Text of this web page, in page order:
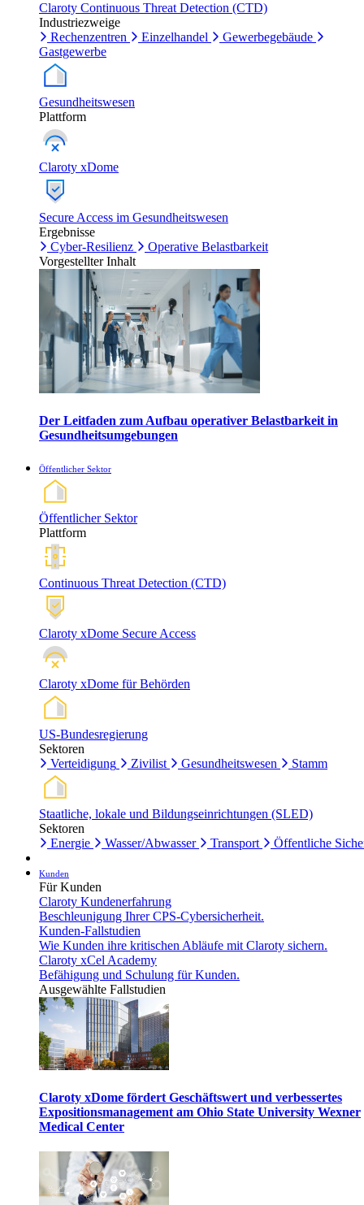
Claroty Continuous Threat Detection (CTD)
Industriezweige
Rechenzentren
Einzelhandel
Gewerbegebäude
Gastgewerbe
Gesundheitswesen
Plattform
Claroty xDome
Secure Access im Gesundheitswesen
Ergebnisse
Cyber-Resilienz
Operative Belastbarkeit
Vorgestellter Inhalt
Der Leitfaden zum Aufbau operativer Belastbarkeit in
Gesundheitsumgebungen
Öffentlicher Sektor
Öffentlicher Sektor
Plattform
Continuous Threat Detection (CTD)
Claroty xDome Secure Access
Claroty xDome für Behörden
US-Bundesregierung
Sektoren
Verteidigung
Zivilist Gesundheitswesen Stamm
Staatliche, lokale und Bildungseinrichtungen (SLED)
Sektoren
Energie
Wasser/Abwasser Transport Öffentliche
Kunden
Für Kunden
Claroty Kundenerfahrung
Beschleunigung Ihrer CPS-Cybersicherheit.
Kunden-Fallstudien
Wie Kunden ihre kritischen Abläufe mit Claroty sichern.
Claroty xCel Academy
Befähigung und Schulung für Kunden.
Ausgewählte Fallstudien
Claroty xDome fördert Geschäftswert und verbessertes
Expositionsmanagement am Ohio State University Wexner
Medical Center